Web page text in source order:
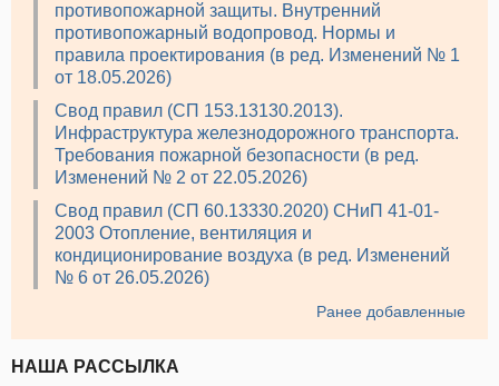
противопожарной защиты. Внутренний
противопожарный водопровод. Нормы и
правила проектирования (в ред. Изменений № 1
от 18.05.2026)
Свод правил (СП 153.13130.2013).
Инфраструктура железнодорожного транспорта.
Требования пожарной безопасности (в ред.
Изменений № 2 от 22.05.2026)
Свод правил (СП 60.13330.2020) СНиП 41-01-
2003 Отопление, вентиляция и
кондиционирование воздуха (в ред. Изменений
№ 6 от 26.05.2026)
Ранее добавленные
НАША РАССЫЛКА